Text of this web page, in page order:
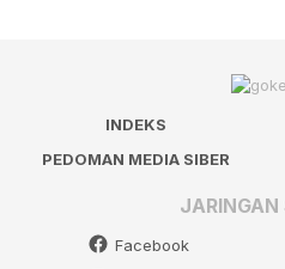
INDEKS
PEDOMAN MEDIA SIBER
Facebook